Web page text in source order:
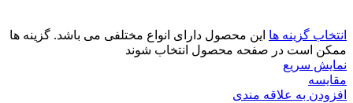
انتخاب گزینه ها این محصول دارای انواع مختلفی می باشد. گزینه ها
ممکن است در صفحه محصول انتخاب شوند
نمایش سریع
مقايسه
افزودن به علاقه مندی